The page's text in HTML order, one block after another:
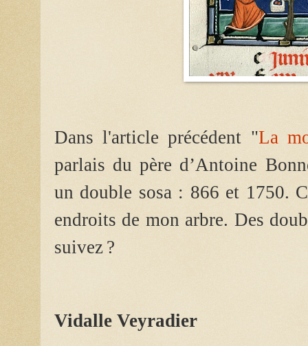
Dans l'article précédent "La
parlais du père d’Antoine
un double sosa : 866 et 1750.
endroits de mon arbre. Des
suivez ?
Vidalle Veyradier